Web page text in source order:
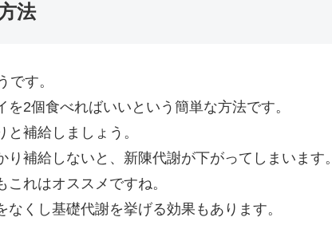
法
です。
2個食べればいいという簡単な方法です。
補給しましょう。
補給しないと、新陳代謝が下がってしまいます。
れはオススメですね。
くし基礎代謝を挙げる効果もあります。